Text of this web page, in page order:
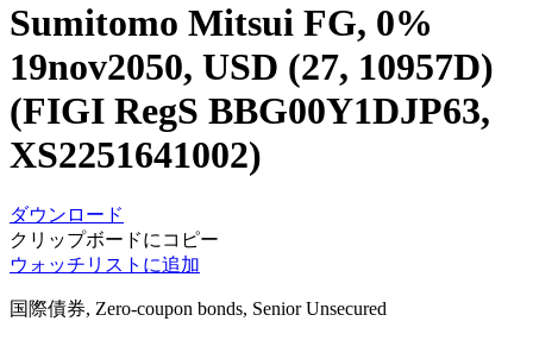
Sumitomo Mitsui FG, 0%
19nov2050, USD (27, 10957D)
(FIGI RegS BBG00Y1DJP63,
XS2251641002)
ダウンロード
クリップボードにコピー
ウォッチリストに追加
国際債券, Zero-coupon bonds, Senior Unsecured